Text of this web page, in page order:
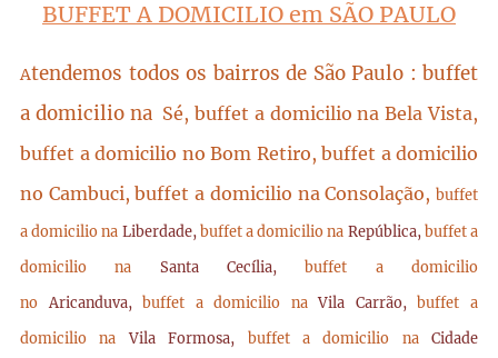
BUFFET A DOMICILIO em SÃO PAULO
Atendemos todos os bairros de São Paulo : buffet
a domicilio na Sé, buffet a domicilio na Bela Vista,
buffet a domicilio no Bom Retiro, buffet a domicilio
no Cambuci, buffet a domicilio na Consolação, buffet
a domicilio na Liberdade, buffet a domicilio na República, buffet a
domicilio na Santa Cecília,buffet a domicilio
no Aricanduva,buffet a domicilio naVila Carrão,buffet a
domicilio naVila Formosa, buffet a domicilio na Cidade